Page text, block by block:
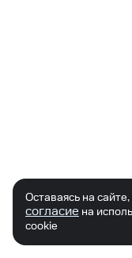
Оставаясь на
согласие на
cookie